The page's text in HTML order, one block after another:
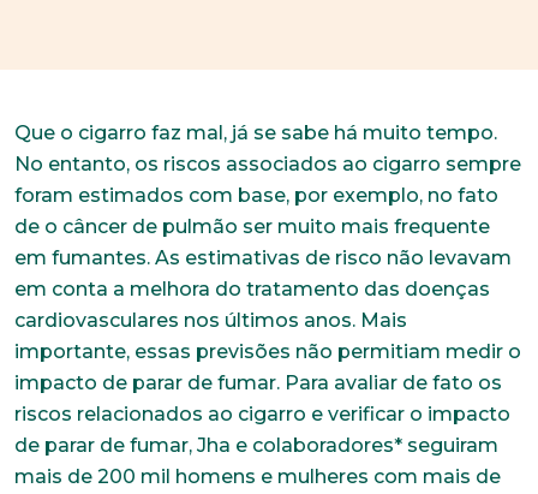
Que o cigarro faz mal, já se sabe há muito tempo.
No entanto, os riscos associados ao cigarro sempre
foram estimados com base, por exemplo, no fato
de o câncer de pulmão ser muito mais frequente
em fumantes. As estimativas de risco não levavam
em conta a melhora do tratamento das doenças
cardiovasculares nos últimos anos. Mais
importante, essas previsões não permitiam medir o
impacto de parar de fumar. Para avaliar de fato os
riscos relacionados ao cigarro e verificar o impacto
de parar de fumar, Jha e colaboradores* seguiram
mais de 200 mil homens e mulheres com mais de